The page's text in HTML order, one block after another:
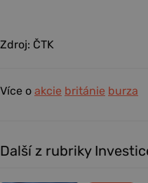
Zdroj: ČTK
Více o akcie británie burza
Další z rubriky